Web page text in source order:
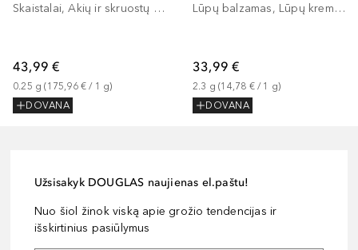
Skaistalai, Akių ir skruostų dažai, Lūpų ir skruostų dažai
43,99 €
0.25 g (175,96 € / 1 g)
DOVANA
Lūpų balzamas, Lūpų kremas
33,99 €
2.3 g (14,78 € / 1 g)
DOVANA
Užsisakyk DOUGLAS naujienas el.paštu!
Nuo šiol žinok viską apie grožio tendencijas ir
išskirtinius pasiūlymus